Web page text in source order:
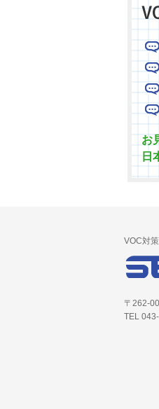
お
日
VOC対
〒262-
TEL